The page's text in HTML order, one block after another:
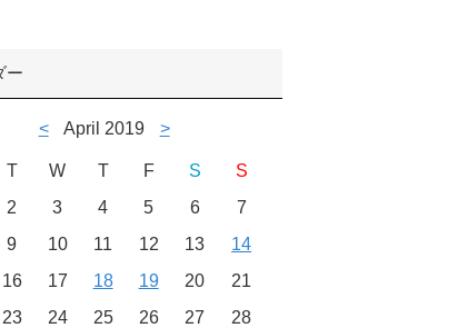
ー
< April 2019 >
T W T F S
S
2 3 4 5 6
7
9 10 11 12 13
14
16 17 18 19 20
21
23 24 25 26 27
28